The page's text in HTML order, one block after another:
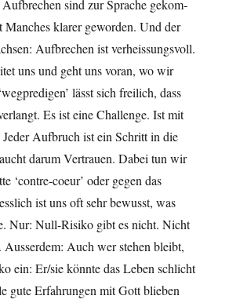
sind zur Sprache gekom­
klar­er gewor­den. Und der
Auf­brechen ist ver­heis­sungsvoll.
uns und geht uns voran, wo wir
lässt sich freilich, dass
Es ist eine Chal­lenge. Ist mit
Auf­bruch ist ein Schritt in die
darum Ver­trauen. Dabei tun wir
‘con­tre-coeur’ oder gegen das
ist uns oft sehr bewusst, was
Nur: Null-Risiko gibt es nicht. Nicht
Auch wer ste­hen bleibt,
ein: Er/sie kön­nte das Leben schlicht
gute Erfahrun­gen mit Gott blieben